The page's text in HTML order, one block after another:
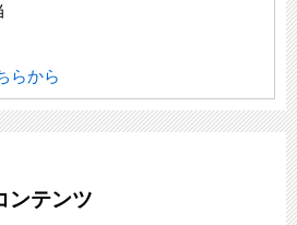
らから
ンテンツ